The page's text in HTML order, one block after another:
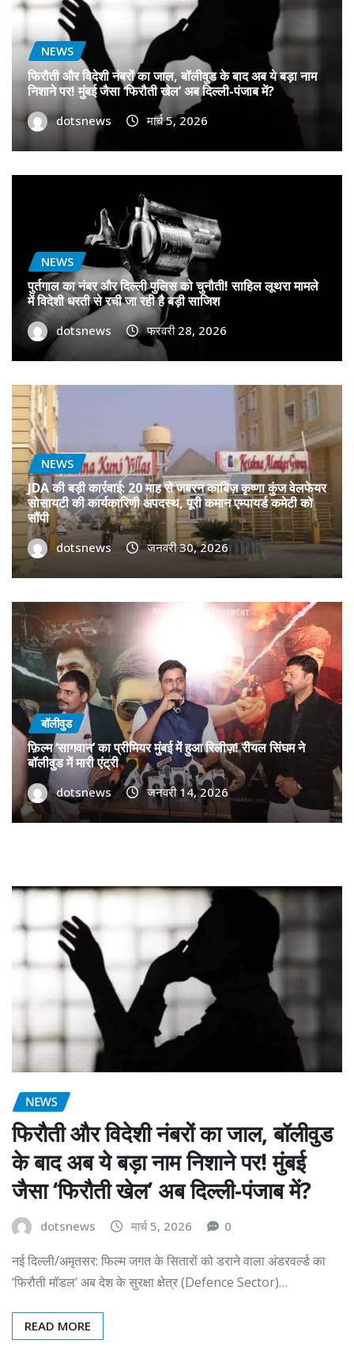
NEWS
फिरौती और विदेशी नंबरों का जाल, बॉलीवुड के बाद अब ये बड़ा नाम
निशाने पर! मुंबई जैसा ‘फिरौती खेल’ अब दिल्ली-पंजाब में?
dotsnews मार्च 5, 2026
NEWS
पुर्तगाल का नंबर और दिल्ली पुलिस को चुनौती! साहिल लूथरा मामले
में विदेशी धरती से रची जा रही है बड़ी साजिश
dotsnews फरवरी 28, 2026
NEWS
JDA की बड़ी कार्रवाई: 20 माह से जबरन काबिज़ कृष्णा कुंज वेलफेयर
सोसायटी की कार्यकारिणी अपदस्थ, पूरी कमान एम्पायर्ड कमेटी को
सौंपी
dotsnews जनवरी 30, 2026
बॉलीवुड
फ़िल्म ‘सागवान’ का प्रीमियर मुंबई में हुआ रिलीज़! रीयल सिंघम ने
बॉलीवुड में मारी एंट्री
dotsnews जनवरी 14, 2026
NEWS
फिरौती और विदेशी नंबरों का जाल, बॉलीवुड
के बाद अब ये बड़ा नाम निशाने पर! मुंबई
जैसा ‘फिरौती खेल’ अब दिल्ली-पंजाब में?
dotsnews मार्च 5, 2026 0
नई दिल्ली/अमृतसर: फिल्म जगत के सितारों को डराने वाला अंडरवर्ल्ड का
‘फिरौती मॉडल’ अब देश के सुरक्षा क्षेत्र (Defence Sector)…
READ MORE